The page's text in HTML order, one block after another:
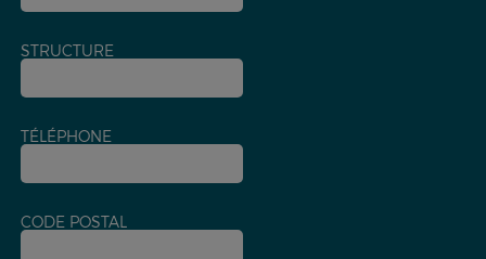
STRUCTURE
TÉLÉPHONE
CODE POSTAL